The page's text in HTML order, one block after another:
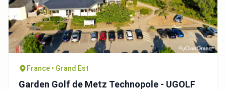
France • Grand Est
Garden Golf de Metz Technopole - UGOLF